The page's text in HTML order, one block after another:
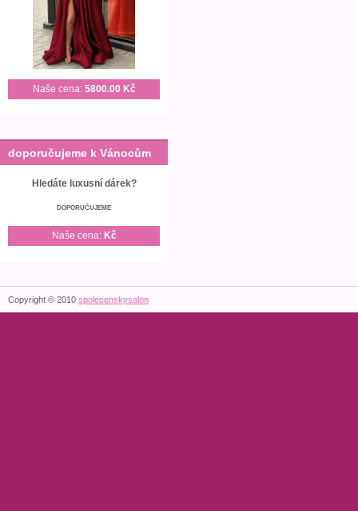
Naše cena: 5800.00 Kč
doporučujeme k Vánocům
Hledáte luxusní dárek?
DOPORUČUJEME
Naše cena: Kč
Copyright © 2010 spolecenskysalon